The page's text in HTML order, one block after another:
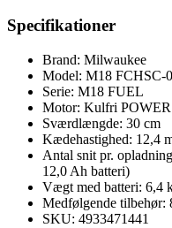
Specifikationer
Brand: Milwaukee
Model: M18 FCHSC-0
Serie: M18 FUEL
Motor: Kulfri
Sværdlængde: 30 cm
Kædehastighed: 12,4
Antal snit pr.
12,0 Ah batteri)
Vægt med batteri: 6,4
Medfølgende
SKU: 4933471441